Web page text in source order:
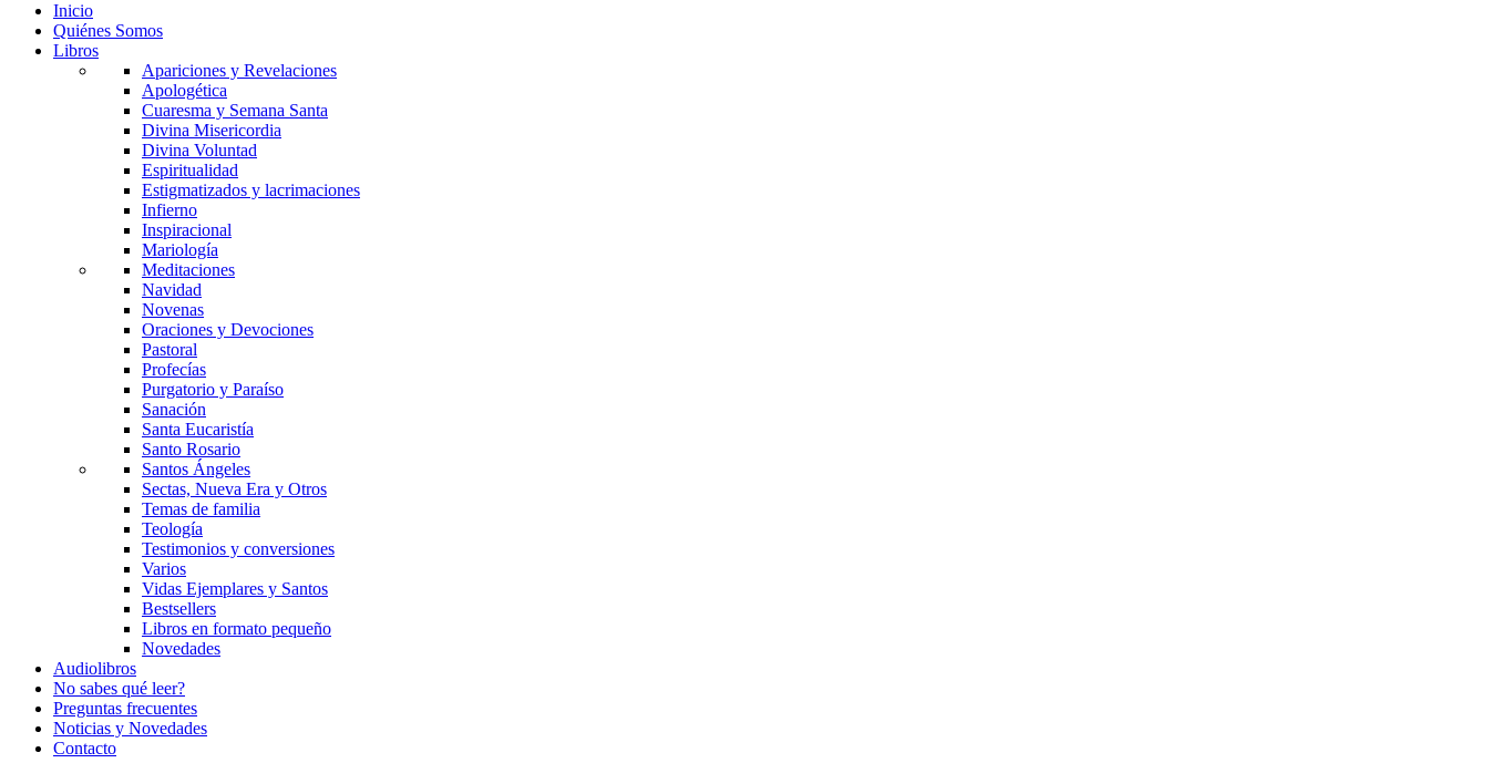
Inicio
Quiénes Somos
Libros
Apariciones y Revelaciones
Apologética
Cuaresma y Semana Santa
Divina Misericordia
Divina Voluntad
Espiritualidad
Estigmatizados y lacrimaciones
Infierno
Inspiracional
Mariología
Meditaciones
Navidad
Novenas
Oraciones y Devociones
Pastoral
Profecías
Purgatorio y Paraíso
Sanación
Santa Eucaristía
Santo Rosario
Santos Ángeles
Sectas, Nueva Era y Otros
Temas de familia
Teología
Testimonios y conversiones
Varios
Vidas Ejemplares y Santos
Bestsellers
Libros en formato pequeño
Novedades
Audiolibros
No sabes qué leer?
Preguntas frecuentes
Noticias y Novedades
Contacto